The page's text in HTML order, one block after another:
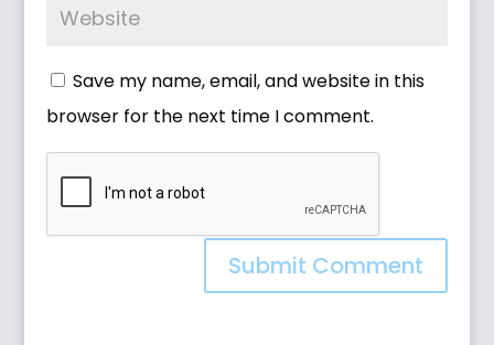
Save my name, email, and website in this
browser for the next time I comment.
Submit Comment